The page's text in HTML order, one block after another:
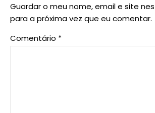
Guardar o meu nome, email e site
para a próxima vez que eu comentar.
Comentário *